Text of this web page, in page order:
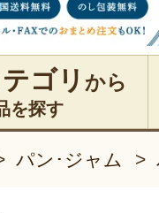
ゴリ から
を探す
パン･ジャム >